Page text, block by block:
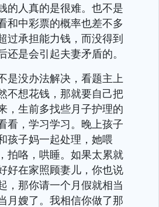
的人真的是很难。也不是
和中彩票的概率也差不多
过承担能力钱，而没得到
还是会引起夫妻矛盾的。
是没办法解决，看题主上
不想花钱，那就要自己把
，生前多找些月子护理的
看，学习学习。晚上孩子
孩子妈一起处理，她喂
拍咯，哄睡。如果太累就
好在家照顾妻儿，你也说
，那你请一个月假就相当
月嫂了。我相信你做了那